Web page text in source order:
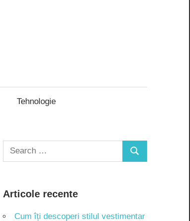
Tehnologie
Search
for:
Search
Articole recente
Cum îți descoperi stilul vestimentar